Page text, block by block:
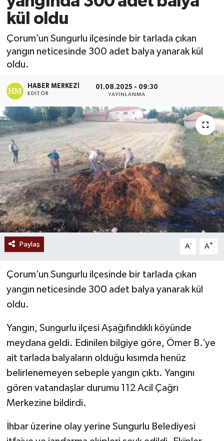
kül oldu
Çorum’un Sungurlu ilçesinde bir tarlada çıkan
yangın neticesinde 300 adet balya yanarak kül
oldu.
HABER MERKEZI
EDITÖR
01.08.2025 - 09:30
YAYINLANMA
Paylaş A- A+
Çorum’un Sungurlu ilçesinde bir tarlada çıkan
yangın neticesinde 300 adet balya yanarak kül
oldu.
Yangın, Sungurlu ilçesi Aşağıfındıklı köyünde
meydana geldi. Edinilen bilgiye göre, Ömer B.’ye
ait tarlada balyaların olduğu kısımda henüz
belirlenemeyen sebeple yangın çıktı. Yangını
gören vatandaşlar durumu 112 Acil Çağrı
Merkezine bildirdi.
İhbar üzerine olay yerine Sungurlu Belediyesi
Ekonomi
Sağlık
Tokat Haber